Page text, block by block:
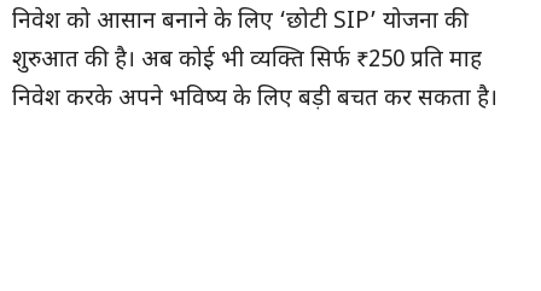
निवेश को आसान बनाने के लिए ‘छोटी SIP’ योजना की
शुरुआत की है। अब कोई भी व्यक्ति सिर्फ ₹250 प्रति माह
निवेश करके अपने भविष्य के लिए बड़ी बचत कर सकता है।